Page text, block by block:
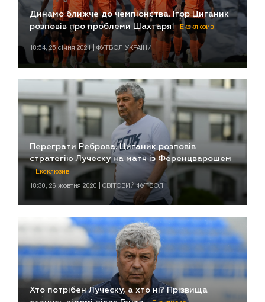
Динамо ближче до чемпіонства. Ігор Циганик
розповів про проблеми Шахтаря
Ексклюзив
18:54, 25 січня 2021 | ФУТБОЛ УКРАЇНИ
Переграти Реброва. Циганик розповів
стратегію Луческу на матч із Ференцварошем
Ексклюзив
18:30, 26 жовтня 2020 | СВІТОВИЙ ФУТБОЛ
Хто потрібен Луческу, а хто ні? Прізвища